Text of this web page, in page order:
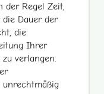
der Regel Zeit,
Dauer der
die
Ihrer
verlangen.
unrechtmäßig